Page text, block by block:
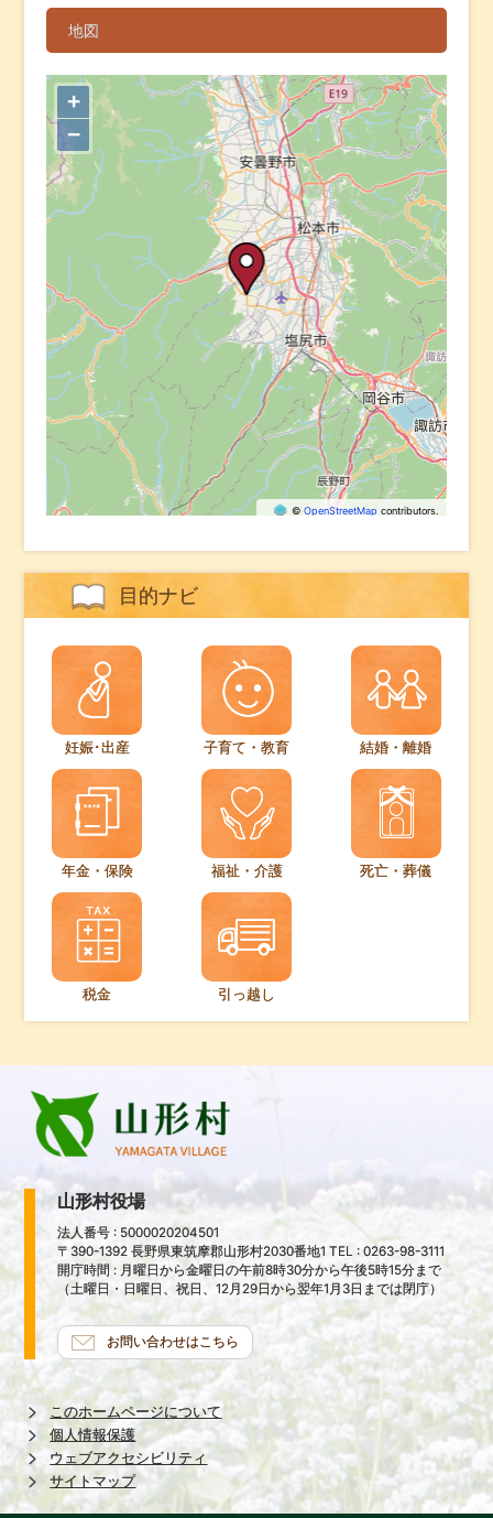
地図
+
−
© OpenStreetMap contributors.
目的ナビ
妊娠･出産 子育て・教育 結婚・離婚
年金・保険 福祉・介護 死亡・葬儀
税金 引っ越し
山形村役場
法人番号 : 5000020204501
〒390-1392 長野県東筑摩郡山形村2030番地1 TEL : 0263-98-3111
開庁時間 : 月曜日から金曜日の午前8時30分から午後5時15分まで
（土曜日・日曜日、祝日、12月29日から翌年1月3日までは閉庁）
お問い合わせはこちら
このホームページについて
個人情報保護
ウェブアクセシビリティ
サイトマップ